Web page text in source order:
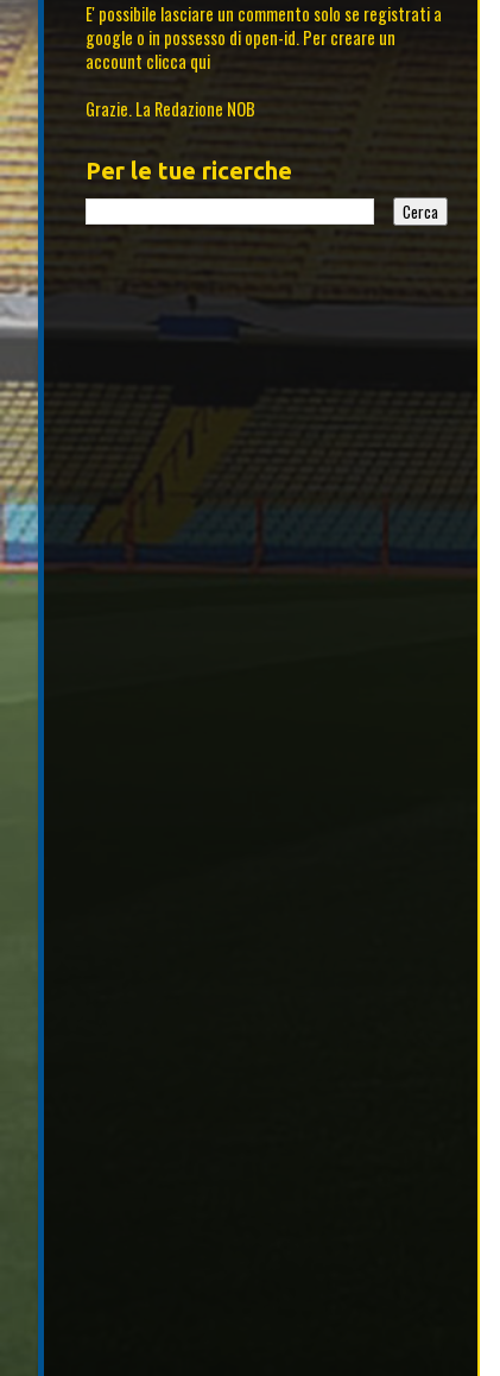
E' possibile lasciare un commento solo se registrati a
google o in possesso di open-id. Per creare un
account clicca qui
Grazie. La Redazione NOB
Per le tue ricerche